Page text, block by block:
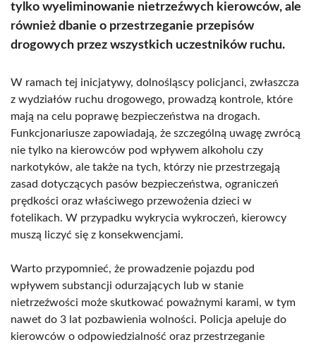
tylko wyeliminowanie nietrzeźwych kierowców, ale
również dbanie o przestrzeganie przepisów
drogowych przez wszystkich uczestników ruchu.
W ramach tej inicjatywy, dolnośląscy policjanci, zwłaszcza
z wydziałów ruchu drogowego, prowadzą kontrole, które
mają na celu poprawę bezpieczeństwa na drogach.
Funkcjonariusze zapowiadają, że szczególną uwagę zwrócą
nie tylko na kierowców pod wpływem alkoholu czy
narkotyków, ale także na tych, którzy nie przestrzegają
zasad dotyczących pasów bezpieczeństwa, ograniczeń
prędkości oraz właściwego przewożenia dzieci w
fotelikach. W przypadku wykrycia wykroczeń, kierowcy
muszą liczyć się z konsekwencjami.
Warto przypomnieć, że prowadzenie pojazdu pod
wpływem substancji odurzających lub w stanie
nietrzeźwości może skutkować poważnymi karami, w tym
nawet do 3 lat pozbawienia wolności. Policja apeluje do
kierowców o odpowiedzialność oraz przestrzeganie